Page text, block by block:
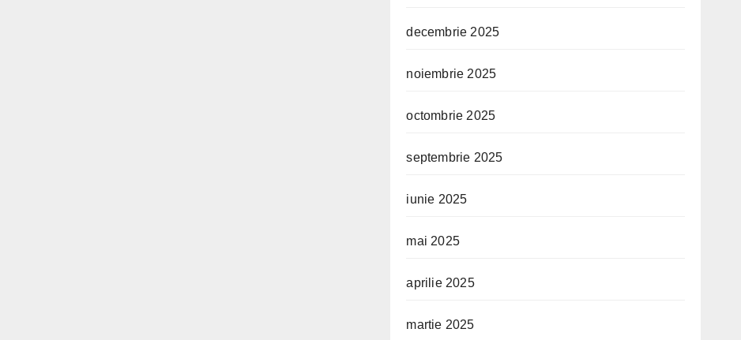
decembrie 2025
noiembrie 2025
octombrie 2025
septembrie 2025
iunie 2025
mai 2025
aprilie 2025
martie 2025